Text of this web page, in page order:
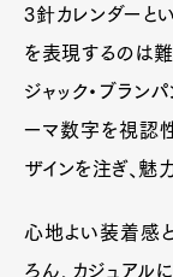
3針カレンダーと
を表現するのは
ジャック・ブラン
ーマ数字を視認
ザインを注ぎ、魅
心地よい装着感
ろん、カジュアル